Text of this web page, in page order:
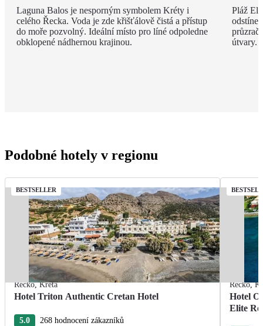
Laguna Balos je nesporným symbolem Kréty i
celého Řecka. Voda je zde křišťálově čistá a přístup
do moře pozvolný. Ideální místo pro líné odpoledne
obklopené nádhernou krajinou.
Pláž
útvary.
Podobné hotely v regionu
BESTSELLER
Řecko,Kréta
Hotel Triton Authentic Cretan Hotel
5.0 268 hodnocení zákazníků
Řecko,
Hotel
Elite